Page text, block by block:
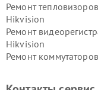
Ремонт тепловизоров
Hikvision
Ремонт
Hikvision
Ремонт